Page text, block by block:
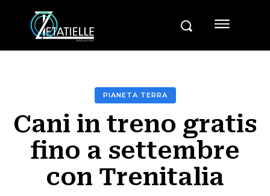
PIANETA TERRA
Cani in treno gratis
fino a settembre
con Trenitalia